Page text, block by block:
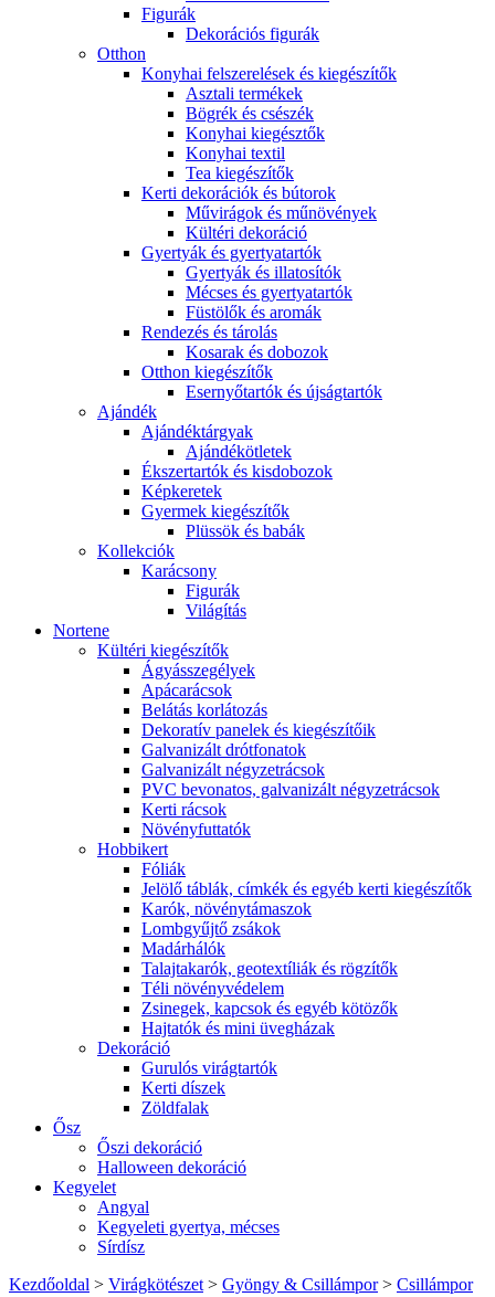
Figurák
Dekorációs figurák
Otthon
Konyhai felszerelések és kiegészítők
Asztali termékek
Bögrék és csészék
Konyhai kiegésztők
Konyhai textil
Tea kiegészítők
Kerti dekorációk és bútorok
Művirágok és műnövények
Kültéri dekoráció
Gyertyák és gyertyatartók
Gyertyák és illatosítók
Mécses és gyertyatartók
Füstölők és aromák
Rendezés és tárolás
Kosarak és dobozok
Otthon kiegészítők
Esernyőtartók és újságtartók
Ajándék
Ajándéktárgyak
Ajándékötletek
Ékszertartók és kisdobozok
Képkeretek
Gyermek kiegészítők
Plüssök és babák
Kollekciók
Karácsony
Figurák
Világítás
Nortene
Kültéri kiegészítők
Ágyásszegélyek
Apácarácsok
Belátás korlátozás
Dekoratív panelek és kiegészítőik
Galvanizált drótfonatok
Galvanizált négyzetrácsok
PVC bevonatos, galvanizált négyzetrácsok
Kerti rácsok
Növényfuttatók
Hobbikert
Fóliák
Jelölő táblák, címkék és egyéb kerti kiegészítők
Karók, növénytámaszok
Lombgyűjtő zsákok
Madárhálók
Talajtakarók, geotextíliák és rögzítők
Téli növényvédelem
Zsinegek, kapcsok és egyéb kötözők
Hajtatók és mini üvegházak
Dekoráció
Gurulós virágtartók
Kerti díszek
Zöldfalak
Ősz
Őszi dekoráció
Halloween dekoráció
Kegyelet
Angyal
Kegyeleti gyertya, mécses
Sírdísz
Kezdőoldal > Virágkötészet > Gyöngy & Csillámpor> Csillámpor